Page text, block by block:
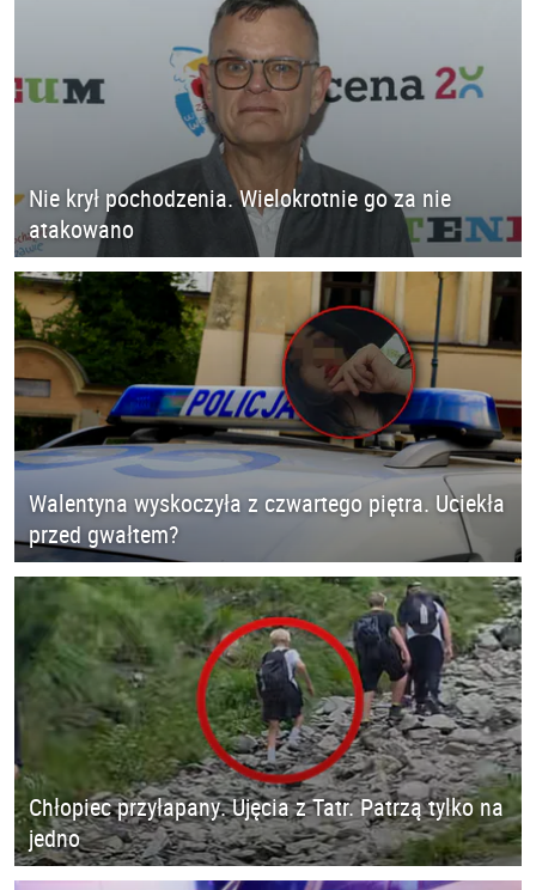
Nie krył pochodzenia. Wielokrotnie go za nie
atakowano
Walentyna wyskoczyła z czwartego piętra. Uciekła
przed gwałtem?
Chłopiec przyłapany. Ujęcia z Tatr. Patrzą tylko na
jedno